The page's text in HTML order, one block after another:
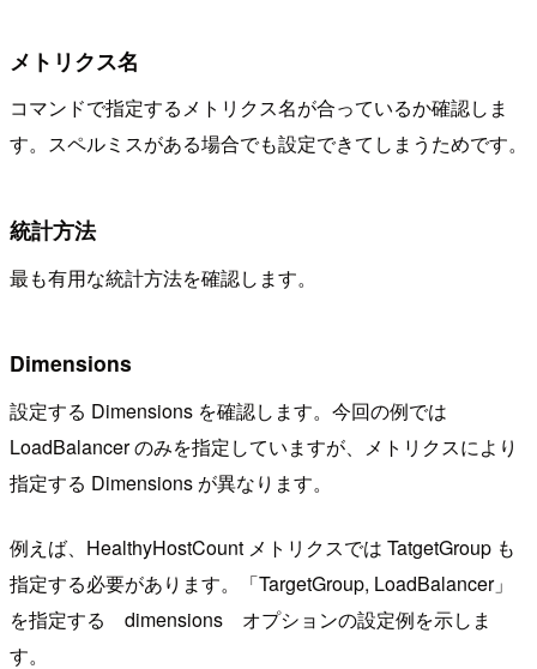
メトリクス名
コマンドで指定するメトリクス名が合っているか確認しま
す。スペルミスがある場合でも設定できてしまうためです。
統計方法
最も有用な統計方法を確認します。
Dimensions
設定する Dimensions を確認します。今回の例では
LoadBalancer のみを指定していますが、メトリクスにより
指定する Dimensions が異なります。
例えば、HealthyHostCount メトリクスでは TatgetGroup も
指定する必要があります。「TargetGroup, LoadBalancer」
を指定する dimensions オプションの設定例を示しま
す。